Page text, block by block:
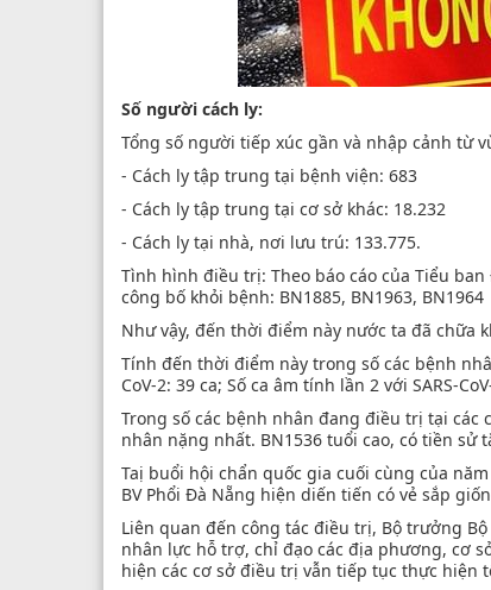
Số người cách ly:
Tổng số người tiếp xúc gần và nhập cảnh từ
- Cách ly tập trung tại bệnh viện: 683
- Cách ly tập trung tại cơ sở khác: 18.232
- Cách ly tại nhà, nơi lưu trú: 133.775.
Tình hình điều trị: Theo báo cáo của Tiểu
công bố khỏi bệnh: BN1885, BN1963, BN1964
Như vậy, đến thời điểm này nước ta đã chữa
Tính đến thời điểm này trong số các bệnh
CoV-2: 39 ca; Số ca âm tính lần 2 với SARS-
Trong số các bệnh nhân đang điều trị tại các
nhân nặng nhất. BN1536 tuổi cao, có tiền
Taị buổi hội chẩn quốc gia cuối cùng của
BV Phổi Đà Nẵng hiện diến tiến có vẻ sắp
Liên quan đến công tác điều trị, Bộ trưởng
nhân lực hỗ trợ, chỉ đạo các địa phương, cơ
hiện các cơ sở điều trị vẫn tiếp tục thực hiện